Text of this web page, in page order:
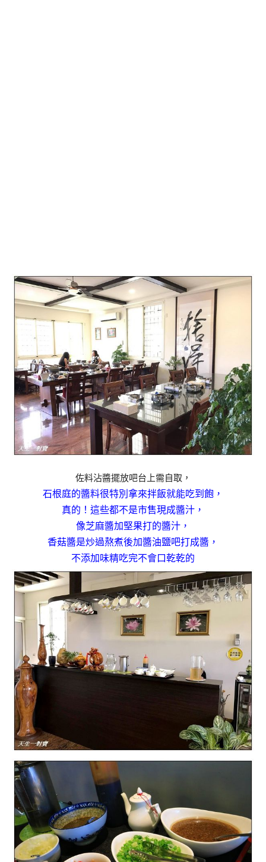
佐料沾醬擺放吧台上需自取，
石根庭的醬料很特別拿來拌飯就能吃到飽，
真的！這些都不是市售現成醬汁，
像芝麻醬加堅果打的醬汁，
香菇醬是炒過熬煮後加醬油鹽吧打成醬，
不添加味精吃完不會口乾乾的